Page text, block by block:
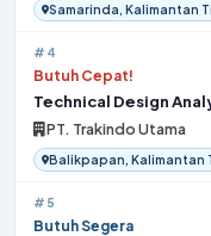
Samarinda, Kalimantan
#4
Butuh Cepat!
Technical Design
PT. Trakindo Utama
Balikpapan, Kalimantan
#5
Butuh Segera